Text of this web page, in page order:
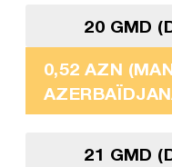
20 GMD
0,52 AZN
21 GMD